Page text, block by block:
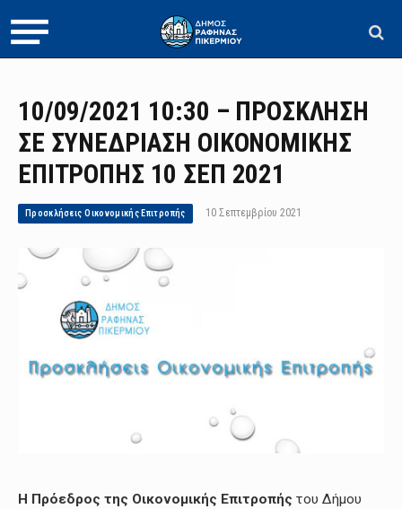
10/09/2021 10:30 – ΠΡΟΣΚΛΗΣΗ
ΣΕ ΣΥΝΕΔΡΙΑΣΗ ΟΙΚΟΝΟΜΙΚΗΣ
ΕΠΙΤΡΟΠΗΣ 10 ΣΕΠ 2021
Προσκλήσεις Οικονομικής Επιτροπής 10 Σεπτεμβρίου 2021
Η Π ρόεδρος της Οικονομικής Επιτροπής του Δήμου